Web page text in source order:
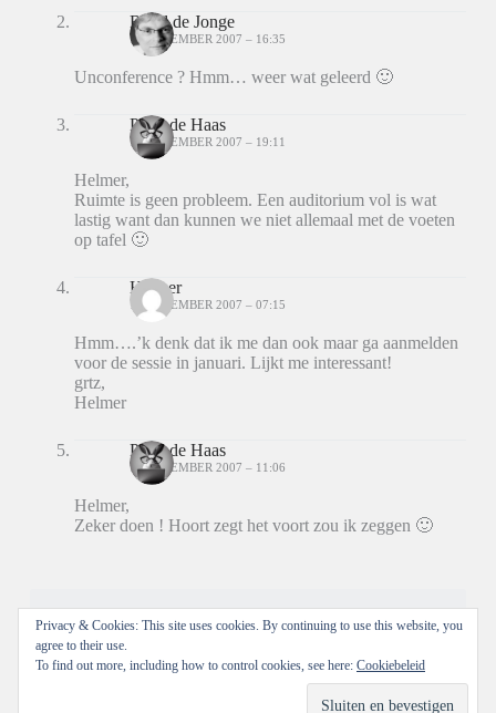
Ruud de Jonge
12 DECEMBER 2007 – 16:35
Unconference ? Hmm… weer wat geleerd 🙂
Peter de Haas
12 DECEMBER 2007 – 19:11
Helmer,
Ruimte is geen probleem. Een auditorium vol is wat
lastig want dan kunnen we niet allemaal met de voeten
op tafel 🙂
Helmer
14 DECEMBER 2007 – 07:15
Hmm….’k denk dat ik me dan ook maar ga aanmelden
voor de sessie in januari. Lijkt me interessant!
grtz,
Helmer
Peter de Haas
14 DECEMBER 2007 – 11:06
Helmer,
Zeker doen ! Hoort zegt het voort zou ik zeggen 🙂
Reacties zijn gesloten.
Privacy & Cookies: This site uses cookies. By continuing to use this website, you
agree to their use.
To find out more, including how to control cookies, see here: Cookiebeleid